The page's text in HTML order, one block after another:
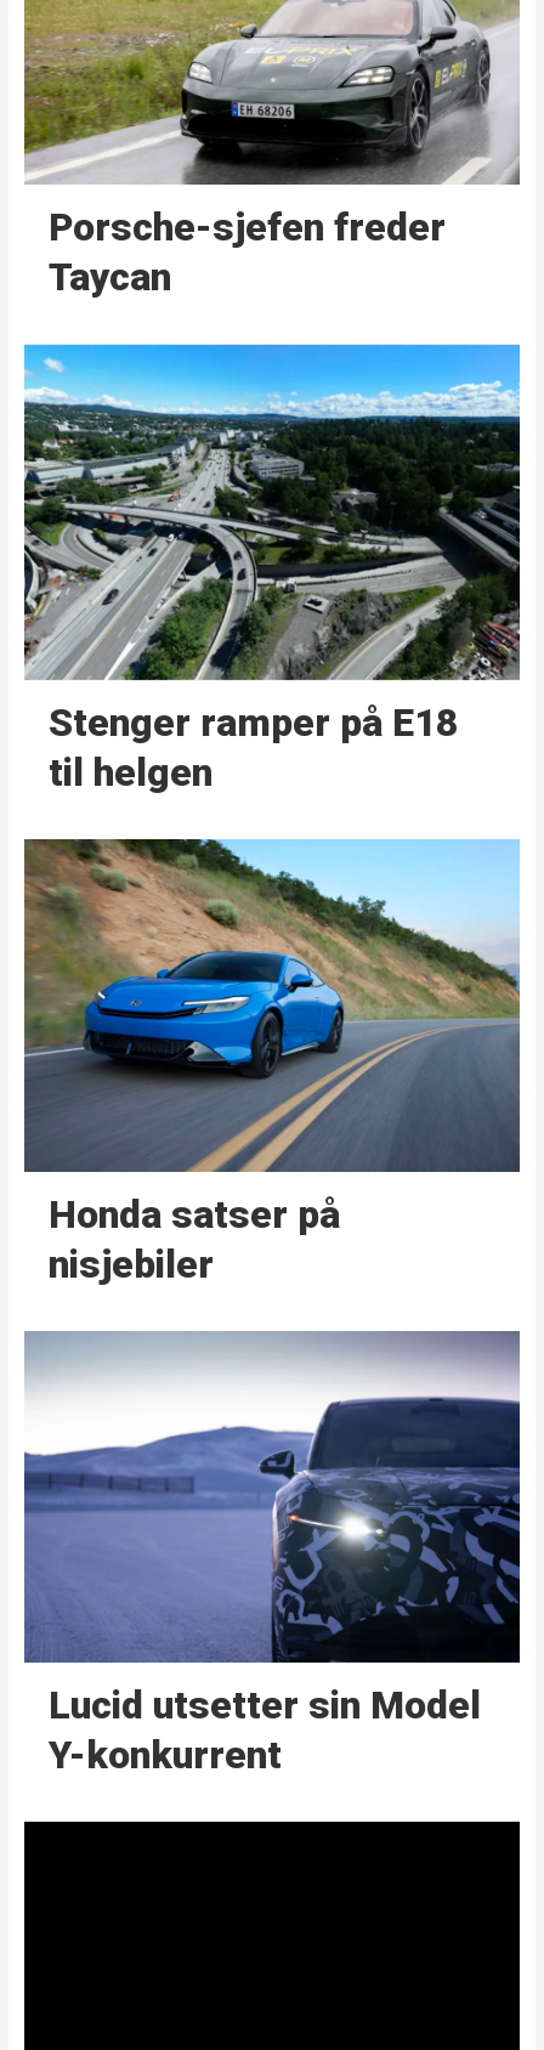
Porsche-sjefen freder
Taycan
Stenger ramper på E18
til helgen
Honda satser på
nisjebiler
Lucid utsetter sin Model
Y-konkurrent